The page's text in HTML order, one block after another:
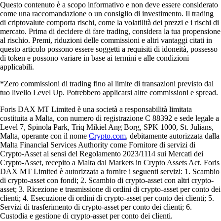
Questo contenuto è a scopo informativo e non deve essere considerato
come una raccomandazione o un consiglio di investimento. Il trading
di criptovalute comporta rischi, come la volatilità dei prezzi e i rischi di
mercato. Prima di decidere di fare trading, considera la tua propensione
al rischio. Premi, riduzioni delle commissioni e altri vantaggi citati in
questo articolo possono essere soggetti a requisiti di idoneità, possesso
di token e possono variare in base ai termini e alle condizioni
applicabili.
*Zero commissioni di trading fino al limite di transazioni previsto dal
tuo livello Level Up. Potrebbero applicarsi altre commissioni e spread.
Foris DAX MT Limited è una società a responsabilità limitata
costituita a Malta, con numero di registrazione C 88392 e sede legale a
Level 7, Spinola Park, Triq Mikiel Ang Borg, SPK 1000, St. Julians,
Malta, operante con il nome Crypto.com, debitamente autorizzata dalla
Malta Financial Services Authority come Fornitore di servizi di
Crypto-Asset ai sensi del Regolamento 2023/1114 sui Mercati dei
Crypto-Asset, recepito a Malta dal Markets in Crypto Assets Act. Foris
DAX MT Limited è autorizzata a fornire i seguenti servizi: 1. Scambio
di crypto-asset con fondi; 2. Scambio di crypto-asset con altri crypto-
asset; 3. Ricezione e trasmissione di ordini di crypto-asset per conto dei
clienti; 4. Esecuzione di ordini di crypto-asset per conto dei clienti; 5.
Servizi di trasferimento di crypto-asset per conto dei clienti; 6.
Custodia e gestione di crypto-asset per conto dei clienti.